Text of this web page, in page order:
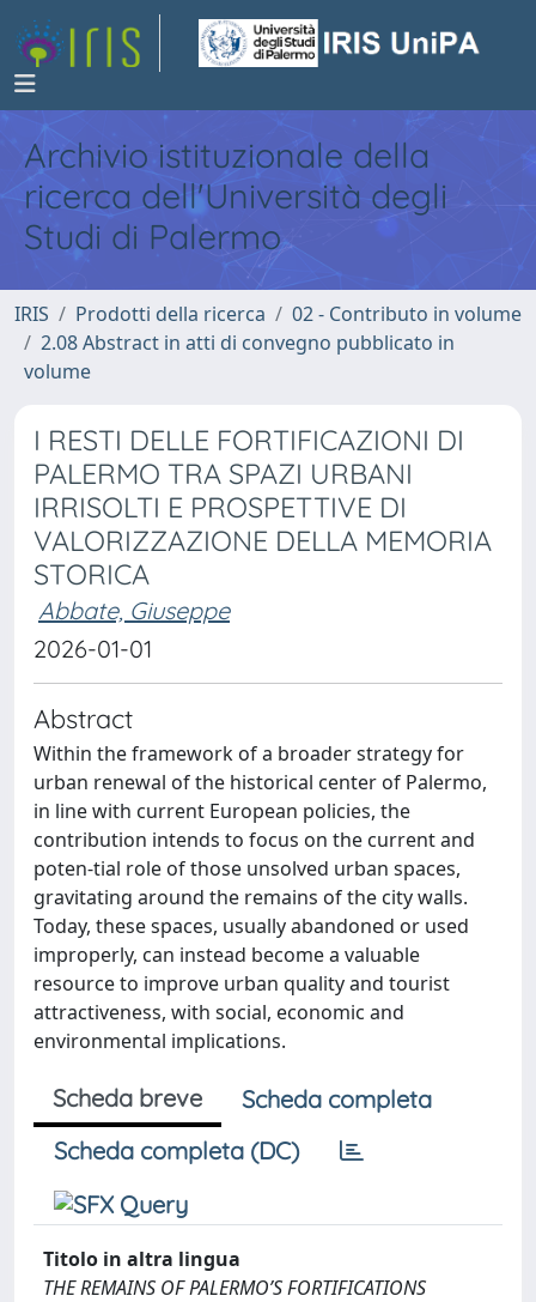
Archivio istituzionale della
ricerca dell'Università degli
Studi di Palermo
IRIS Prodotti della ricerca
02 - Contributo in volume
2.08 Abstract in atti di convegno pubblicato in
volume
I RESTI DELLE FORTIFICAZIONI DI
PALERMO TRA SPAZI URBANI
IRRISOLTI E PROSPETTIVE DI
VALORIZZAZIONE DELLA MEMORIA
STORICA
Abbate, Giuseppe
2026-01-01
Abstract
Within the framework of a broader strategy for
urban renewal of the historical center of Palermo,
in line with current European policies, the
contribution intends to focus on the current and
poten-tial role of those unsolved urban spaces,
gravitating around the remains of the city walls.
Today, these spaces, usually abandoned or used
improperly, can instead become a valuable
resource to improve urban quality and tourist
attractiveness, with social, economic and
environmental implications.
Scheda breve
Scheda completa
Scheda completa (DC)
Titolo in altra lingua
THE REMAINS OF PALERMO’S FORTIFICATIONS